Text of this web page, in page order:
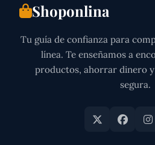
Shoponlina
Tu guía de confianza para
línea. Te enseñamos a
productos, ahorrar dinero
segura.